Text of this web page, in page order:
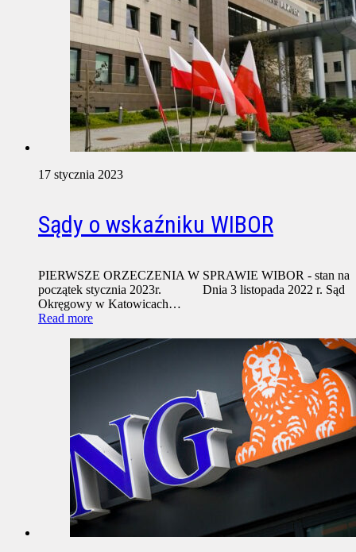
17 stycznia 2023
Sądy o wskaźniku WIBOR
PIERWSZE ORZECZENIA W SPRAWIE WIBOR - stan na
początek stycznia 2023r. Dnia 3 listopada 2022 r. Sąd
Okręgowy w Katowicach…
Read more